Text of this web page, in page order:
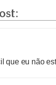
que eu não